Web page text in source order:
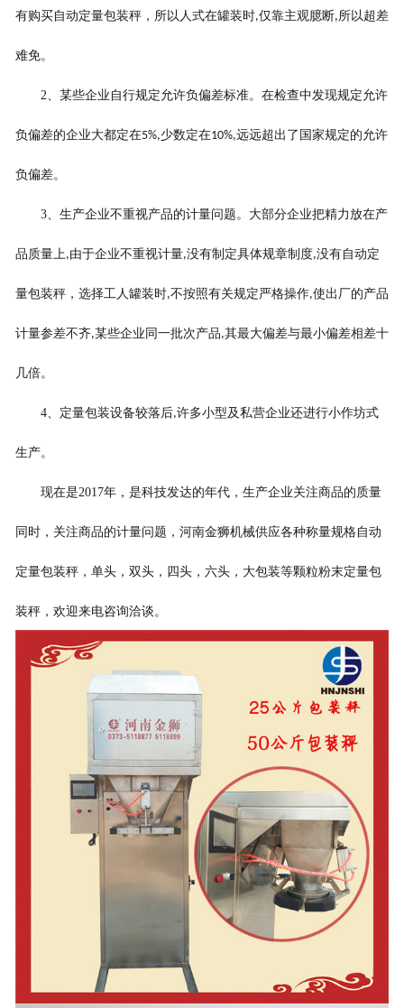
有购买自动定量包装秤，所以人式在罐装时,仅靠主观臆断,所以超差
难免。
2 、某些企业自行规定允许负偏差标准。在检查中发现规定允许
负偏差的企业大都定在5%,少数定在10%,远远超出了国家规定的允许
负偏差。
3、生产企业不重视产品的计量问题。大部分企业把精力放在产
品质量上,由于企业不重视计量,没有制定具体规章制度,没有自动定
量包装秤，选择工人罐装时,不按照有关规定严格操作,使出厂的产品
计量参差不齐,某些企业同一批次产品,其最大偏差与最小偏差相差十
几倍。
4、定量包装设备较落后,许多小型及私营企业还进行小作坊式
生产。
现在是2017年，是科技发达的年代，生产企业关注商品的质量
同时，关注商品的计量问题，河南金狮机械供应各种称量规格自动
定量包装秤，单头，双头，四头，六头，大包装等颗粒粉末定量包
装秤，欢迎来电咨询洽谈。